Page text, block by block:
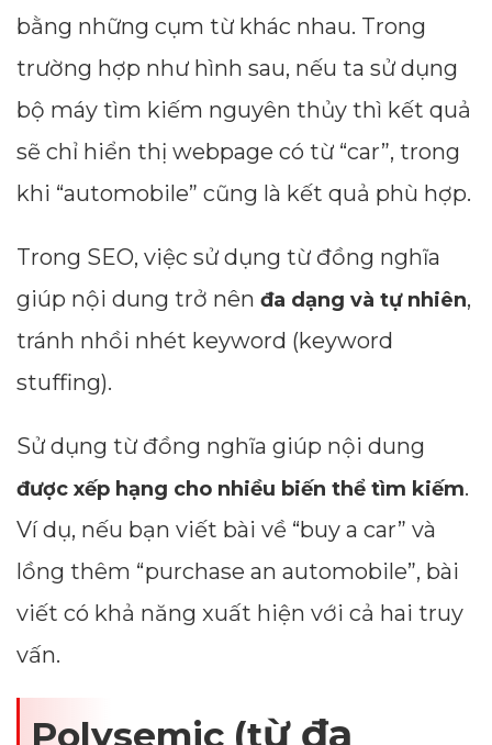
bằng những cụm từ khác nhau. Trong
trường hợp như hình sau, nếu ta sử dụng
bộ máy tìm kiếm nguyên thủy thì kết quả
sẽ chỉ hiển thị webpage có từ “car”, trong
khi “automobile” cũng là kết quả phù hợp.
Trong SEO, việc sử dụng từ đồng nghĩa
giúp nội dung trở nên đa dạng và tự nhiên,
tránh nhồi nhét keyword (keyword
stuffing).
Sử dụng từ đồng nghĩa giúp nội dung
được xếp hạng cho nhiều biến thể tìm kiếm.
Ví dụ, nếu bạn viết bài về “buy a car” và
lồng thêm “purchase an automobile”, bài
viết có khả năng xuất hiện với cả hai truy
vấn.
Polysemic (từ đa